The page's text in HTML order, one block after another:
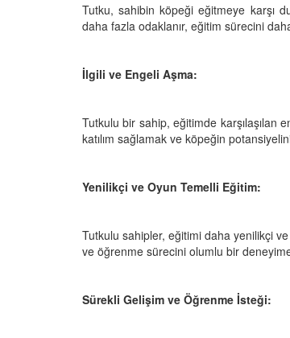
Tutku, sahibin köpeği eğitmeye karşı
daha fazla odaklanır, eğitim sürecini
İlgili ve Engeli Aşma:
Tutkulu bir sahip, eğitimde
katılım sağlamak ve köpeğin
Yenilikçi ve Oyun Temelli Eğitim:
Tutkulu sahipler, eğitimi daha yenilikçi
ve öğrenme sürecini olumlu bir
Sürekli Gelişim ve Öğrenme İsteği: